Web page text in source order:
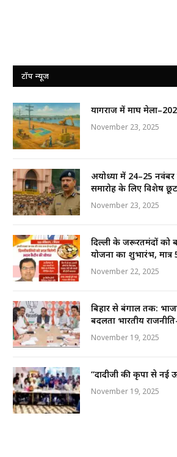
A
p
p
b
o
k
r dI
टॉप न्यूज
प्रयागराज में माघ
November 23, 2025
अयोध्या में 24–25
समारोह के लिए विशेष छूट
November 23, 2025
दिल्ली के जरूरतमंदों को
योजना का शुभारंभ, मात्र
November 22, 2025
बिहार से बंगाल तक:
बदलता भारतीय
November 19, 2025
“दादीजी की कृपा से नई
November 19, 2025